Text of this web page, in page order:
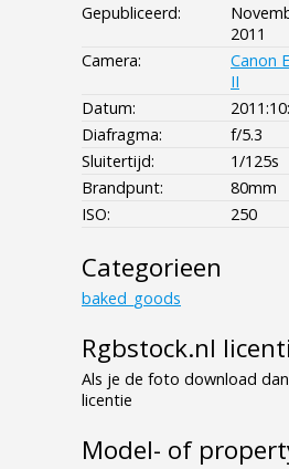
Gepubliceerd:
2011
Camera:
Canon
II
Datum:
Diafragma:
f/5.3
Sluitertijd:
1/125s
Brandpunt:
80mm
ISO:
250
Categorieen
baked_goods
Rgbstock.nl
Als je de foto download
licentie
Model- of